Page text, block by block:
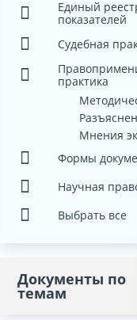
Единый
показателей
Судебная
практика
Мнения
Формы
Научная
Выбрать все
Документы по
темам